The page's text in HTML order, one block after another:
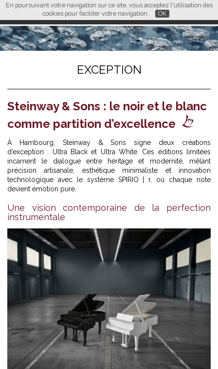
En poursuivant votre navigation sur ce site, vous acceptez l'utilisation des
cookies pour faciliter votre navigation.
OK
FR EN CN
L M
EXCEPTION
Steinway & Sons : le noir et le blanc
comme partition d’excellence
À Hambourg, Steinway & Sonssigne deux créations
d’exception : Ultra Black et Ultra White. Ces éditions limitées
incarnent le dialogue entre héritage et modernité, mêlant
précision artisanale, esthétique minimaliste et innovation
technologique avec le système SPIRIO | r, où chaque note
devient émotion pure.
Une vision contemporaine de la perfection
instrumentale